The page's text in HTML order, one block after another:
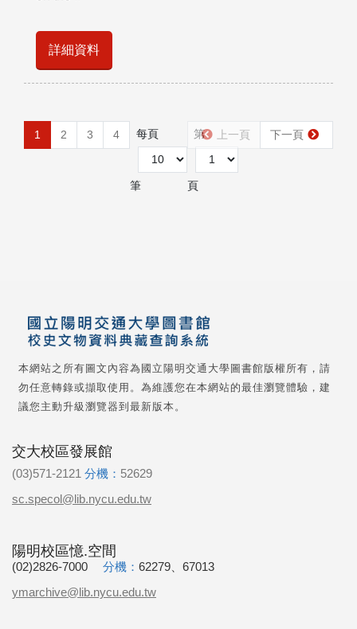
詳細資料
1 2 3 4 每頁
筆
第
頁
上一頁 下一頁
本網站之所有圖文內容為國立陽明交通大學圖書館版權所有，請
勿任意轉錄或擷取使用。為維護您在本網站的最佳瀏覽體驗，建
議您主動升級瀏覽器到最新版本。
交大校區發展館
(03)571-2121 分機： 52629
sc.specol@lib.nycu.edu.tw
陽明校區憶.空間
(02)2826-7000 分機： 62279、67013
ymarchive@lib.nycu.edu.tw